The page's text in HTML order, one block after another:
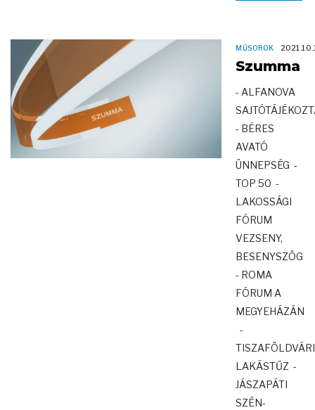
MŰSOROK
Szumma
- ALFANOVA
- BÉRES
AVATÓ
ÜNNEPSÉG -
TOP 50 -
LAKOSSÁGI
FÓRUM
VEZSENY,
BESENYSZÖG
- ROMA
FÓRUM A
MEGYEHÁZÁN
-
TISZAFÖLDVÁRI
LAKÁSTŰZ -
JÁSZAPÁTI
SZÉN-